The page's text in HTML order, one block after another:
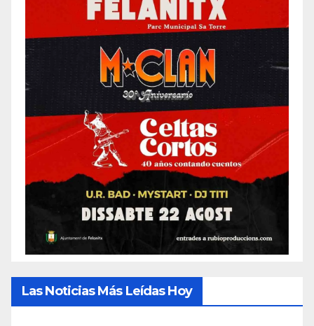
Las Noticias Más Leídas Hoy